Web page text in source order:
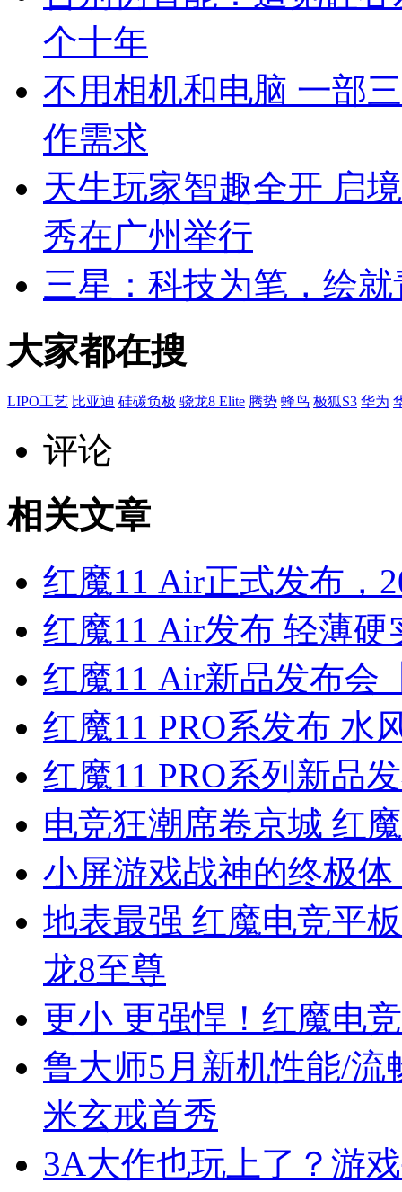
个十年
不用相机和电脑 一部
作需求
天生玩家智趣全开 启
秀在广州举行
三星：科技为笔，绘
大家都在搜
LIPO工艺 比亚迪 硅碳负极 骁龙8 Elite 腾势 蜂鸟 极狐S3 华为
评论
相关文章
红魔11 Air正式发布，
红魔11 Air发布 轻薄
红魔11 Air新品发布会
红魔11 PRO系发布 水
红魔11 PRO系列新品
电竞狂潮席卷京城 红
小屏游戏战神的终极
地表最强 红魔电竞平
龙8至尊
更小 更强悍！红魔电
鲁大师5月新机性能/
米玄戒首秀
3A大作也玩上了？游